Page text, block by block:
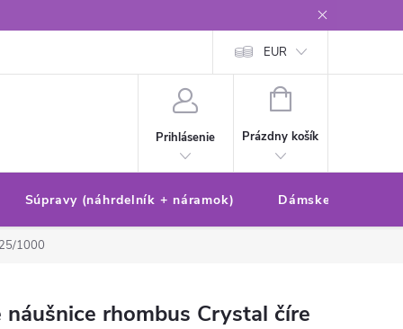
Ochrana osobných údajov
EUR
Prihlásenie
NÁKUPNÝ
Prázdny košík
Súpravy (náhrdelník + náramok) Dámske sety
1000
rhombus Crystal číre